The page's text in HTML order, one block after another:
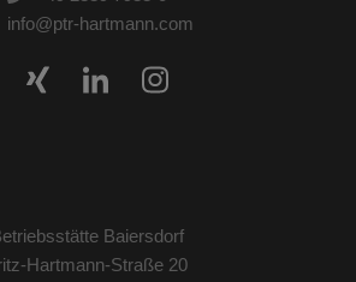
info@ptr-hartmann.com
Baiersdorf
Hartmann-Straße 20